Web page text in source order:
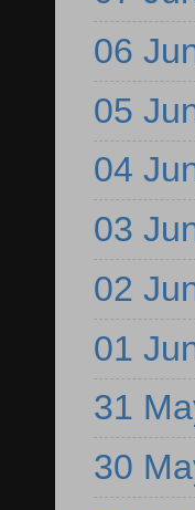
06
05
04
03
02
01
31
30